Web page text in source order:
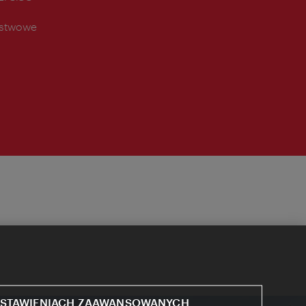
ZAAWANSOWANYCH